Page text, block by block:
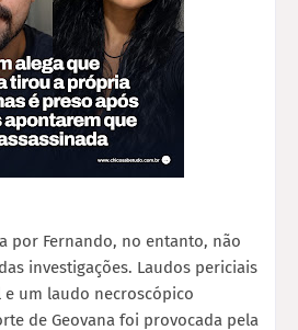
por Fernando, no entanto, não
investigações. Laudos periciais
um laudo necroscópico
de Geovana foi provocada pela